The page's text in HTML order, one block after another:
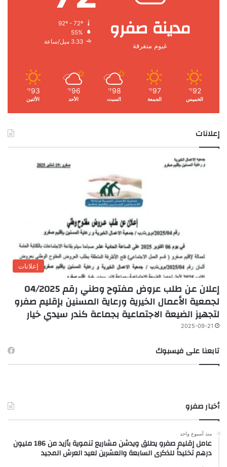
مدينة صفرو
غيوم متفرقة
55%
3.33 ميل/ساعة
92
℉
الخميس
97
℉
الجمعة
98
℉
السبت
96
℉
الأحد
93
℉
الأثنين
إعلانات
إعلانات
إعلان عن طلب عروض مفتوح وطني رقم 04/2025
لجمعية الأعمال الخيرية ورعاية المسنين بإقليم صفرو
لتجهيز الضيعة الاجتماعية بجماعة كندر سيدي خيار
2025-09-21
تابعنا على فيسبوك
أخبار صفرو
منذ أسبوع واحد
عامل إقليم صفرو يطلق ويدشن مشاريع تنموية بأزيد من 186 مليون
درهم تخليداً للذكرى السابعة والعشرين لعيد العرش المجيد